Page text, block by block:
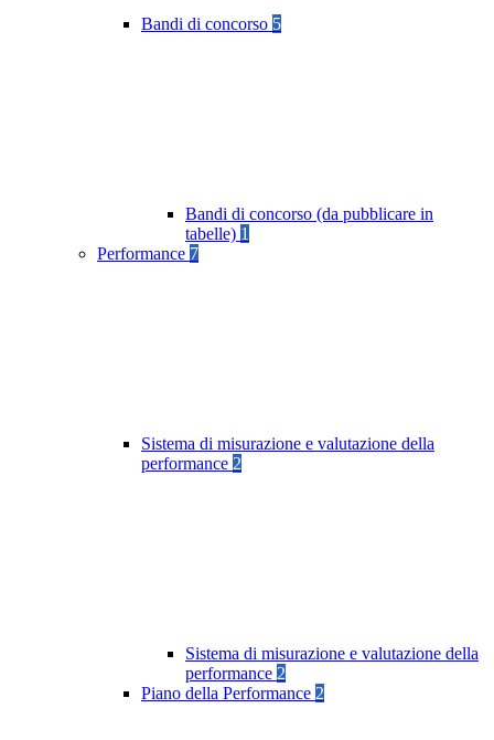
Bandi di concorso 5
Bandi di concorso (da pubblicare in
tabelle) 1
Performance 7
Sistema di misurazione e valutazione della
performance 2
Sistema di misurazione e valutazione della
performance 2
Piano della Performance 2